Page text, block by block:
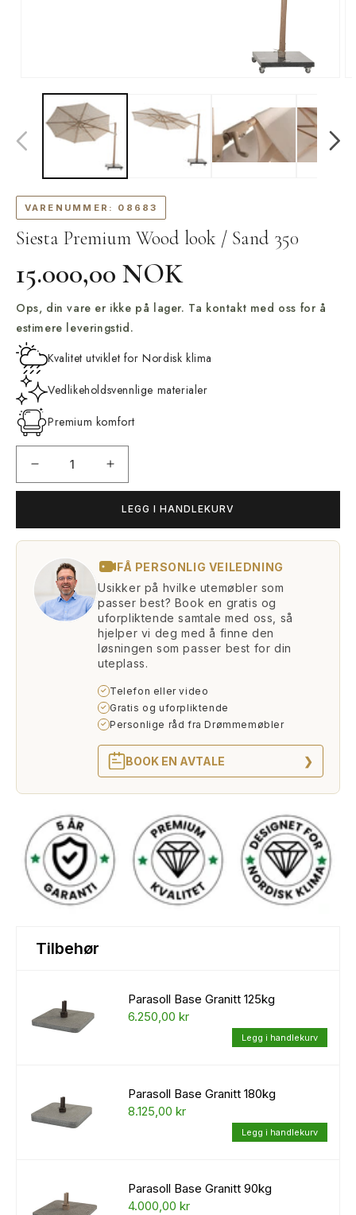
medie
modal
VARENUMMER: 08683
Siesta Premium Wood look / Sand 350
pris
15.000,00 NOK
Ops, din vare er ikke på lager. Ta kontakt med oss for å
estimere leveringstid.
Kvalitet utviklet for Nordisk klima
Vedlikeholdsvennlige materialer
Premium komfort
antallet
Premium
Wood
look
/
Sand
350
Øk
antallet
for
Premium
look
/
Sand
350
LEGG I HANDLEKURV
FÅ PERSONLIG VEILEDNING
Usikker på hvilke utemøbler som
passer best? Book en gratis og
uforpliktende samtale med oss, så
hjelper vi deg med å finne den
løsningen som passer best for din
uteplass.
✓ Telefon eller video
✓ Gratis og uforpliktende
✓ Personlige råd fra Drømmemøbler
BOOK EN AVTALE ❯
Tilbehør
Parasoll Base Granitt 125kg
6.250,00 kr
Parasoll Base Granitt 180kg
8.125,00 kr
Parasoll Base Granitt 90kg
4.000,00 kr